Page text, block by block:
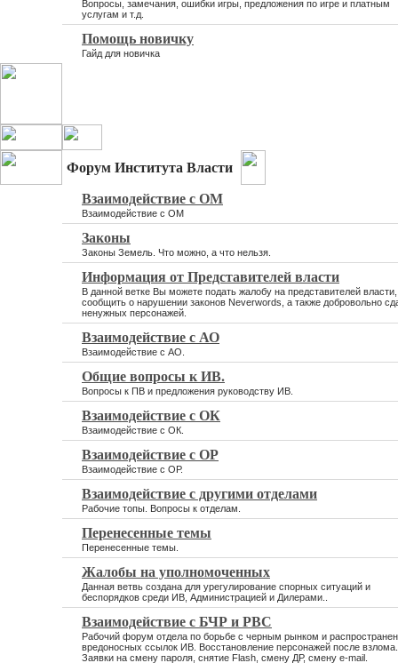
Вопросы, замечания, ошибки игры, предложения по игре и платным
услугам и т.д.
Помощь новичку
Гайд для новичка
Форум Института Власти
Взаимодействие с ОМ
Взаимодействие с ОМ
Законы
Законы Земель. Что можно, а что нельзя.
Информация от Представителей власти
В данной ветке Вы можете подать жалобу на представителей власти,
сообщить о нарушении законов Neverwords, а также добровольно
ненужных персонажей.
Взаимодействие с АО
Взаимодействие с АО.
Общие вопросы к ИВ.
Вопросы к ПВ и предложения руководству ИВ.
Взаимодействие с ОК
Взаимодействие с ОК.
Взаимодействие с ОР
Взаимодействие с ОР.
Взаимодействие с другими отделами
Рабочие топы. Вопросы к отделам.
Перенесенные темы
Перенесенные темы.
Жалобы на уполномоченных
Данная ветвь создана для урегулирование спорных ситуаций и
беспорядков среди ИВ, Администрацией и Дилерами..
Взаимодействие с БЧР и РВС
Рабочий форум отдела по борьбе с черным рынком и
вредоносных ссылок ИВ. Восстановление персонажей после взлома.
Заявки на смену пароля, снятие Flash, смену ДР, смену e-mail.